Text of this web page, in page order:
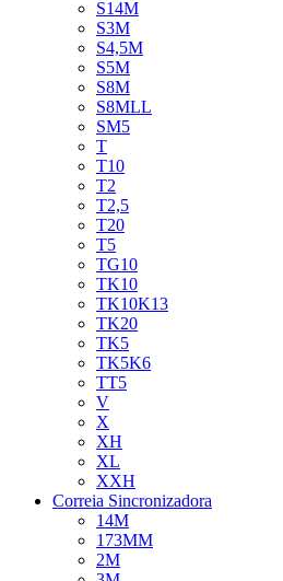
S14M
S3M
S4,5M
S5M
S8M
S8MLL
SM5
T
T10
T2
T2,5
T20
T5
TG10
TK10
TK10K13
TK20
TK5
TK5K6
TT5
V
X
XH
XL
XXH
Correia Sincronizadora
14M
173MM
2M